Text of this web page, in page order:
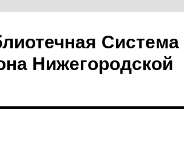
Система
Нижегородской